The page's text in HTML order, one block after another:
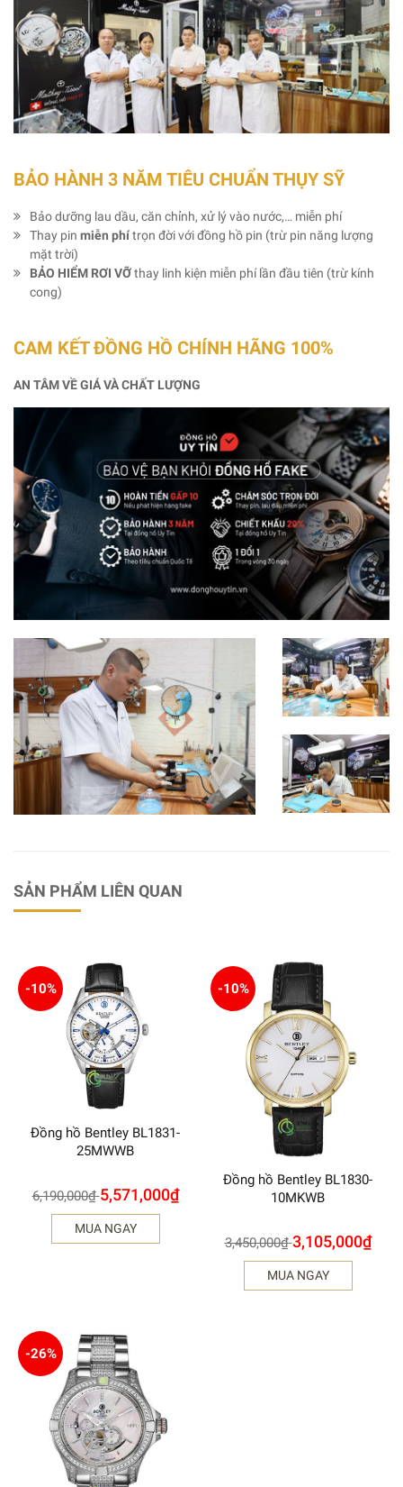
BẢO HÀNH 3 NĂM TIÊU CHUẨN THỤY SỸ
Bảo dưỡng lau dầu, căn chỉnh, xử lý vào nước,… miễn phí
Thay pin miễn phítrọn đời với đồng hồ pin (trừ pin năng lượng
mặt trời)
BẢO HIỂM RƠI VỠthay linh kiện miễn phí lần đầu tiên (trừ kính
cong)
CAM KẾT ĐỒNG HỒ CHÍNH HÃNG 100%
AN TÂM VỀ GIÁ VÀ CHẤT LƯỢNG
SẢN PHẨM LIÊN QUAN
-10%
Đồng hồ Bentley BL1831-
25MWWB
6,190,000₫ 5,571,000₫
MUA NGAY
-10%
Đồng hồ Bentley BL1830-
10MKWB
3,450,000₫ 3,105,000₫
MUA NGAY
-26%